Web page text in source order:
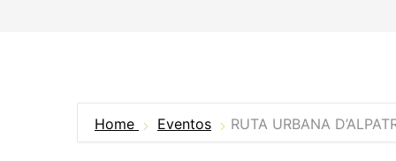
Home Eventos RUTA URBANA